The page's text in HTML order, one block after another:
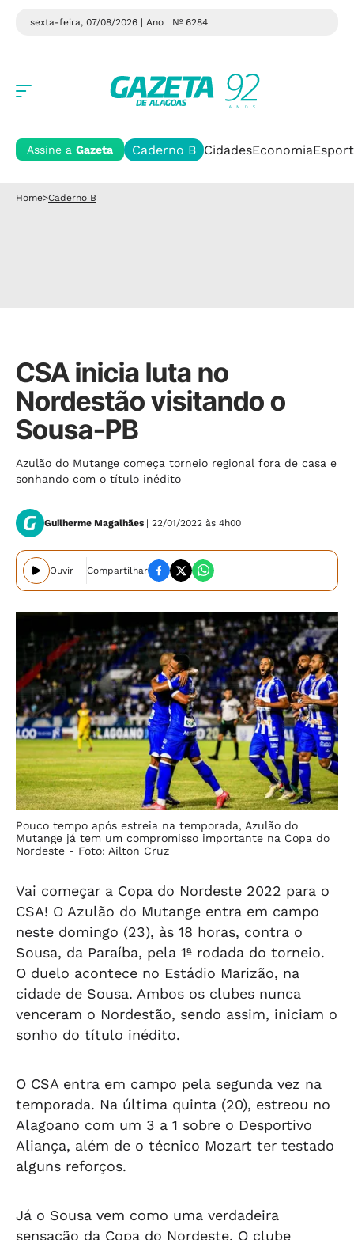
sexta-feira, 07/08/2026 | Ano | Nº 6284
Assine a Gazeta Caderno B CidadesEconomia
Home>Caderno B
CSA inicia luta no
Nordestão visitando o
Sousa-PB
Azulão do Mutange começa torneio regional fora de casa e
sonhando com o título inédito
Guilherme Magalhães | 22/01/2022 às 4h00
Ouvir Compartilhar
Pouco tempo após estreia na temporada, Azulão do
Mutange já tem um compromisso importante na Copa do
Nordeste - Foto: Ailton Cruz
Vai começar a Copa do Nordeste 2022 para o
CSA! O Azulão do Mutange entra em campo
neste domingo (23), às 18 horas, contra o
Sousa, da Paraíba, pela 1ª rodada do torneio.
O duelo acontece no Estádio Marizão, na
cidade de Sousa. Ambos os clubes nunca
venceram o Nordestão, sendo assim, iniciam o
sonho do título inédito.
O CSA entra em campo pela segunda vez na
temporada. Na última quinta (20), estreou no
Alagoano com um 3 a 1 sobre o Desportivo
Aliança, além de o técnico Mozart ter testado
alguns reforços.
Já o Sousa vem como uma verdadeira
sensação da Copa do Nordeste. O clube